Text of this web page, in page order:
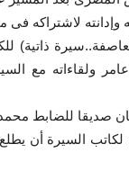
لاشتراكه فى
ذاتية)
عامر ولقاءاته
صديقا للضابط
لكاتب السيرة أن